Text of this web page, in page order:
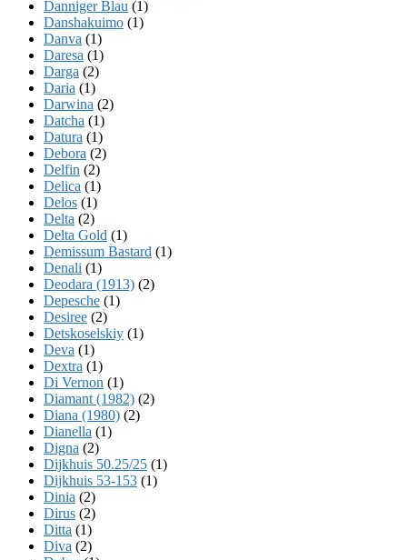
Danniger Blau (1)
Danshakuimo (1)
Danva (1)
Daresa (1)
Darga (2)
Daria (1)
Darwina (2)
Datcha (1)
Datura (1)
Debora (2)
Delfin (2)
Delica (1)
Delos (1)
Delta (2)
Delta Gold (1)
Demissum Bastard (1)
Denali (1)
Deodara (1913) (2)
Depesche (1)
Desiree (2)
Detskoselskiy (1)
Deva (1)
Dextra (1)
Di Vernon (1)
Diamant (1982) (2)
Diana (1980) (2)
Dianella (1)
Digna (2)
Dijkhuis 50.25/25 (1)
Dijkhuis 53-153 (1)
Dinia (2)
Dirus (2)
Ditta (1)
Diva (2)